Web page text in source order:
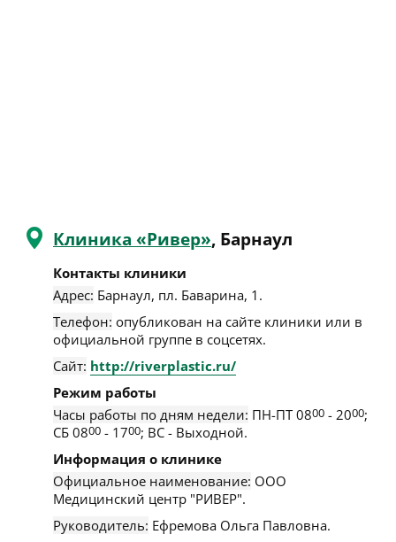
Клиника «Ривер», Барнаул
Контакты клиники
Адрес: Барнаул, пл. Баварина, 1 .
Телефон: опубликован на сайте клиники или в
официальной группе в соцсетях.
Сайт: http://riverplastic.ru/
Режим работы
Часы работы по дням недели: ПН-ПТ 0800 - 2000;
СБ 0800 - 1700; ВС - Выходной.
Информация о клинике
Официальное наименование: ООО
Медицинский центр "РИВЕР".
Руководитель: Ефремова Ольга Павловна.